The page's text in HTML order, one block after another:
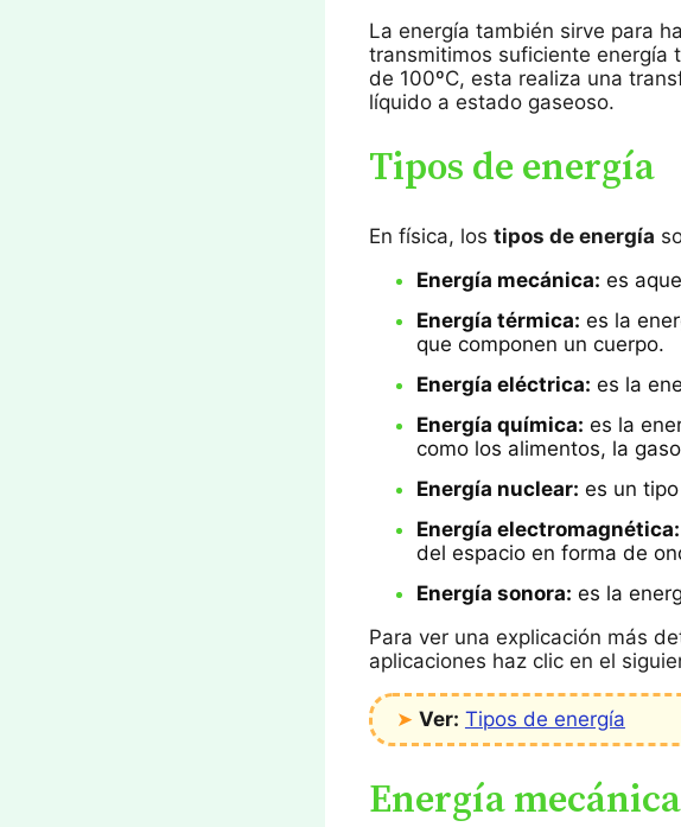
La energía también sirve para
transmitimos suficiente energía
de 100ºC, esta realiza una
líquido a estado gaseoso.
Tipos de energía
En física, lostipos de energía
Energía mecánica: es
Energía térmica: es la
que componen un cuerpo.
Energía eléctrica: es la
Energía química: es la
como los alimentos, la
Energía nuclear: es un
Energía electromagnética:
del espacio en forma de
Energía sonora: es la
Para ver una explicación más
aplicaciones haz clic en el
➤ Ver: Tipos de energía
Energía